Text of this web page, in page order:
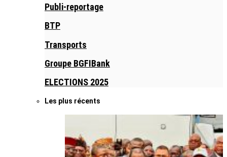
Publi-reportage
BTP
Transports
Groupe BGFIBank
ELECTIONS 2025
Les plus récents